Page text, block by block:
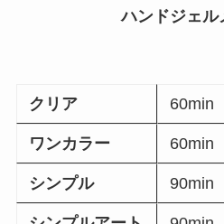
ハンドジェル
クリア 60min
ワンカラー 60min
シンプル 90min